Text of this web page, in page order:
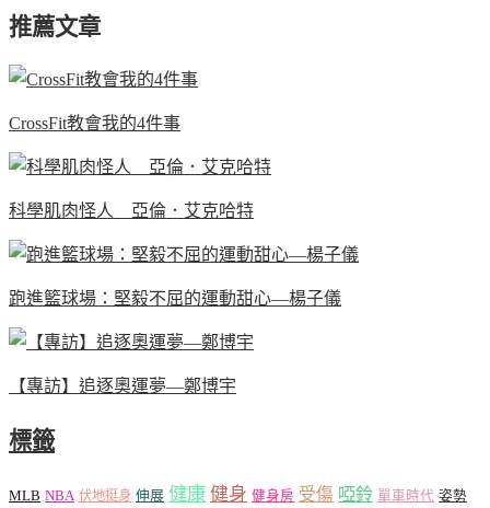
推薦文章
CrossFit教會我的4件事
科學肌肉怪人 亞倫．艾克哈特
跑進籃球場：堅毅不屈的運動甜心—楊子儀
【專訪】追逐奧運夢—鄭博宇
標籤
MLB NBA 伏地挺身 伸展 健康 健身 健身房 受傷 啞鈴 單車時代 姿勢